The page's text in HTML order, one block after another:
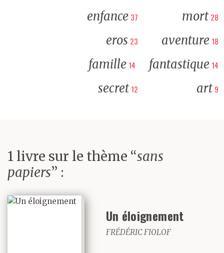
enfance 37 mort 28
eros 23 aventure 18
famille 14 fantastique 14
secret 12 art 9
1 livre sur le thème “sans
papiers” :
Un éloignement
FRÉDÉRIC FIOLOF